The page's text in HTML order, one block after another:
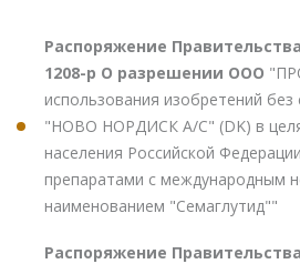
Распоряжение
1208-р О разрешении ООО
использования изобретений без
"НОВО НОРДИСК А/С" (DK) в
населения Российской
препаратами с международным
наименованием "Семаглутид""
Распоряжение